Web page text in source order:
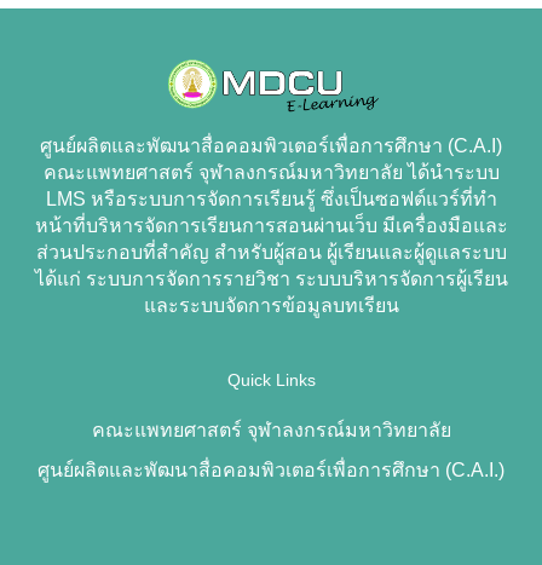
ศูนย์ผลิตและพัฒนาสื่อคอมพิวเตอร์เพื่อการศึกษา (C.A.I)
คณะแพทยศาสตร์ จุฬาลงกรณ์มหาวิทยาลัย ได้นำระบบ
LMS หรือระบบการจัดการเรียนรู้ ซึ่งเป็นซอฟต์แวร์ที่ทำ
หน้าที่บริหารจัดการเรียนการสอนผ่านเว็บ มีเครื่องมือและ
ส่วนประกอบที่สำคัญ สำหรับผู้สอน ผู้เรียนและผู้ดูแลระบบ
ได้แก่ ระบบการจัดการรายวิชา ระบบบริหารจัดการผู้เรียน
และระบบจัดการข้อมูลบทเรียน
Quick Links
คณะแพทยศาสตร์ จุฬาลงกรณ์มหาวิทยาลัย
ศูนย์ผลิตและพัฒนาสื่อคอมพิวเตอร์เพื่อการศึกษา (C.A.I.)